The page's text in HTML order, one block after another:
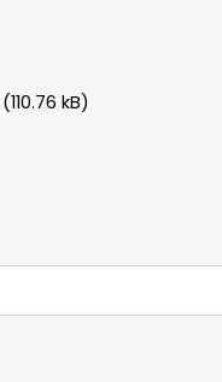
(110.76 kB)